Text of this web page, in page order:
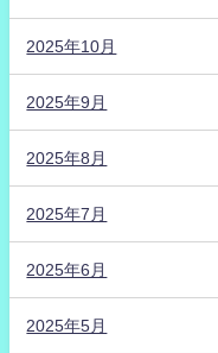
2025年10月
2025年9月
2025年8月
2025年7月
2025年6月
2025年5月